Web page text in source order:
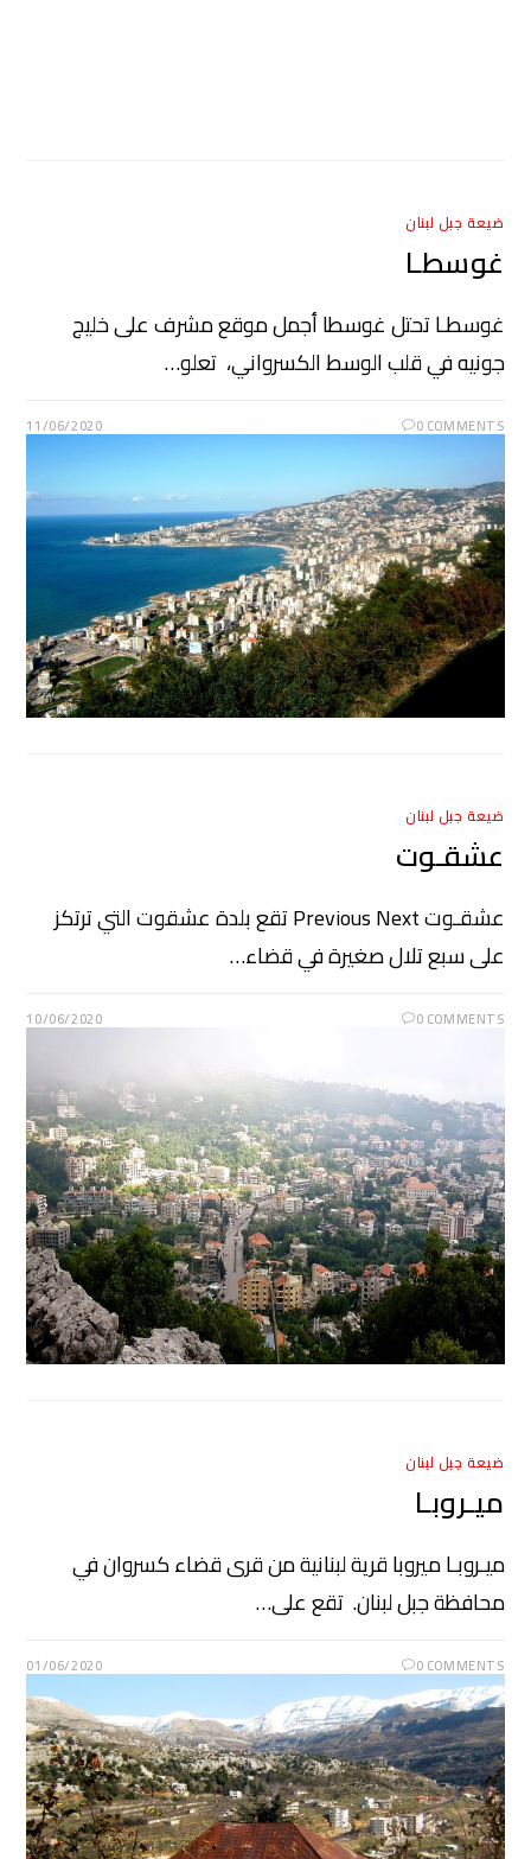
ضيعة جبل لبنان
غوسطـا
غوسطـا تحتل غوسطا أجمل موقع مشرف على خليج
جونيه في قلب الوسط الكسرواني، تعلو…
0 COMMENTS
11/06/2020
ضيعة جبل لبنان
عشقـوت
عشقـوت Previous Next تقع بلدة عشقوت التي ترتكز
على سبع تلال صغيرة في قضاء…
0 COMMENTS
10/06/2020
ضيعة جبل لبنان
ميـروبـا
ميـروبـا ميروبا قرية لبنانية من قرى قضاء كسروان في
محافظة جبل لبنان. تقع على…
0 COMMENTS
01/06/2020